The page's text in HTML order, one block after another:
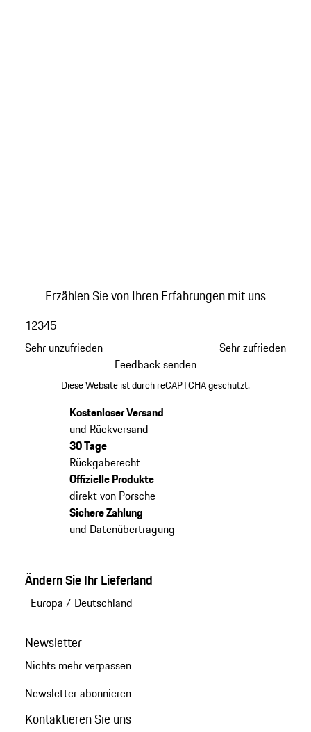
Erzählen Sie von Ihren Erfahrungen mit uns
Sehr unzufrieden
12345
Sehr zufrieden
Feedback senden
Diese Website ist durch reCAPTCHA geschützt.
Kostenloser Versand
und Rückversand
30 Tage
Rückgaberecht
Offizielle Produkte
direkt von Porsche
Sichere Zahlung
und Datenübertragung
Ändern Sie Ihr Lieferland
Europa / Deutschland
Newsletter
Nichts mehr verpassen
Newsletter abonnieren
Kontaktieren Sie uns